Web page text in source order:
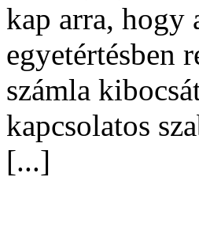
kap arra, hogy
egyetértésben
számla
kapcsolatos
[...]